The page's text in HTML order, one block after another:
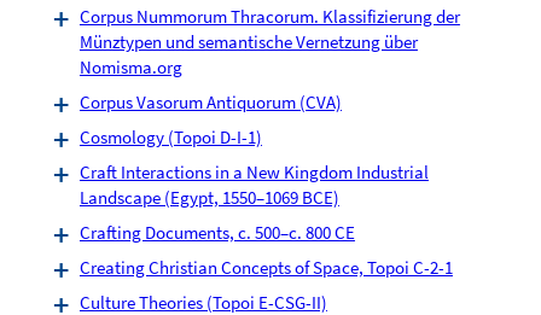
Corpus Nummorum Thracorum. Klassifizierung der
Münztypen und semantische Vernetzung über
Nomisma.org
Corpus Vasorum Antiquorum (CVA)
Cosmology (Topoi D-I-1)
Craft Interactions in a New Kingdom Industrial
Landscape (Egypt, 1550–1069 BCE)
Crafting Documents, c. 500–c. 800 CE
Creating Christian Concepts of Space, Topoi C-2-1
Culture Theories (Topoi E-CSG-II)